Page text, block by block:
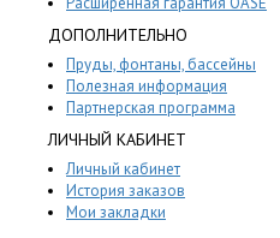
ДОПОЛНИТЕЛЬНО
Пруды, фонтаны, бассейны
Полезная информация
Партнерская программа
ЛИЧНЫЙ КАБИНЕТ
Личный кабинет
История заказов
Мои закладки